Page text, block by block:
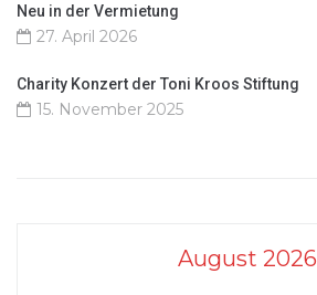
Neu in der Vermietung
27. April 2026
Charity Konzert der Toni Kroos Stiftung
15. November 2025
August 2026